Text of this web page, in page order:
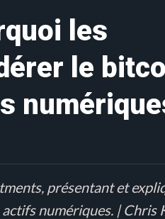
les
le
présentant et
numériques. |